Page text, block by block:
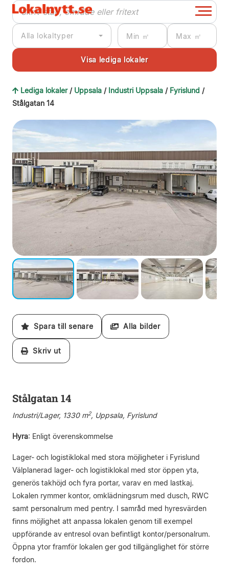
Alla lokaltyper
Lediga lokaler / Uppsala / Industri Uppsala / Fyrislund /
Stålgatan 14
Spara till senare Alla bilder
Skriv ut
Stålgatan 14
Industri/Lager, 1330 m2, Uppsala, Fyrislund
Hyra: Enligt överenskommelse
Lager- och logistiklokal med stora möjligheter i Fyrislund
Välplanerad lager- och logistiklokal med stor öppen yta,
generös takhöjd och fyra portar, varav en med lastkaj.
Lokalen rymmer kontor, omklädningsrum med dusch, RWC
samt personalrum med pentry. I samråd med hyresvärden
finns möjlighet att anpassa lokalen genom till exempel
uppförande av entresol ovan befintligt kontor/personalrum.
Öppna ytor framför lokalen ger god tillgänglighet för större
fordon.